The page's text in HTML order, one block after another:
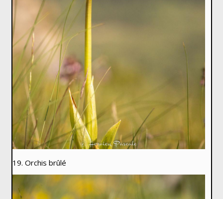
19. Orchis brûlé